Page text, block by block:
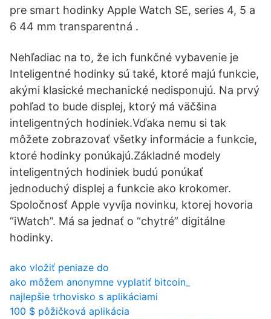
pre smart hodinky Apple Watch SE, series 4, 5 a
6 44 mm transparentná .
Nehľadiac na to, že ich funkčné vybavenie je
Inteligentné hodinky sú také, ktoré majú funkcie,
akými klasické mechanické nedisponujú. Na prvý
pohľad to bude displej, ktorý má väčšina
inteligentných hodiniek.Vďaka nemu si tak
môžete zobrazovať všetky informácie a funkcie,
ktoré hodinky ponúkajú.Základné modely
inteligentných hodiniek budú ponúkať
jednoduchý displej a funkcie ako krokomer.
Spoločnosť Apple vyvíja novinku, ktorej hovoria
“iWatch”. Má sa jednať o “chytré” digitálne
hodinky.
ako vložiť peniaze do
ako môžem anonymne vyplatiť bitcoin_
najlepšie trhovisko s aplikáciami
100 $ pôžičková aplikácia